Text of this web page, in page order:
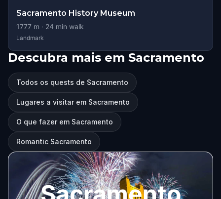
Sacramento History Museum
1777 m · 24 min walk
Landmark
Descubra mais em Sacramento
Todos os quests de Sacramento
Lugares a visitar em Sacramento
O que fazer em Sacramento
Romantic Sacramento